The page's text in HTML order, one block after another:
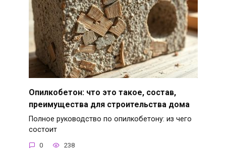
Опилкобетон: что это такое, состав,
преимущества для строительства дома
Полное руководство по опилкобетону: из чего
состоит
0 238